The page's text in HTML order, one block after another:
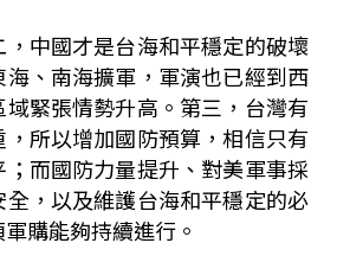
中國才是台海和平穩定的破壞
、南海擴軍，軍演也已經到西
緊張情勢升高。第三，台灣有
所以增加國防預算，相信只有
而國防力量提升、對美軍事採
，以及維護台海和平穩定的必
購能夠持續進行。